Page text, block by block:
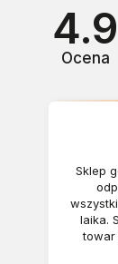
4.9
Ocena
Sklep
laika.
towar